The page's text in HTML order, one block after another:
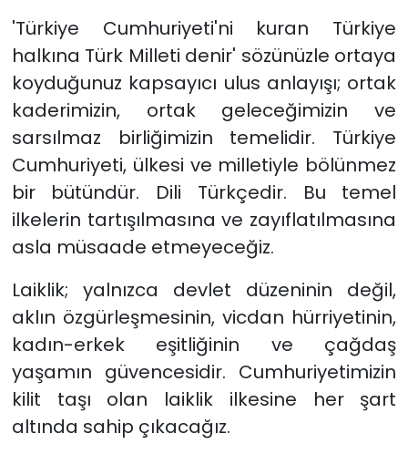
'Türkiye Cumhuriyeti'ni kuran Türkiye
halkına Türk Milleti denir' sözünüzle ortaya
koyduğunuz kapsayıcı ulus anlayışı; ortak
kaderimizin, ortak geleceğimizin ve
sarsılmaz birliğimizin temelidir. Türkiye
Cumhuriyeti, ülkesi ve milletiyle bölünmez
bir bütündür. Dili Türkçedir. Bu temel
ilkelerin tartışılmasına ve zayıflatılmasına
asla müsaade etmeyeceğiz.
Laiklik; yalnızca devlet düzeninin değil,
aklın özgürleşmesinin, vicdan hürriyetinin,
kadın-erkek eşitliğinin ve çağdaş
yaşamın güvencesidir. Cumhuriyetimizin
kilit taşı olan laiklik ilkesine her şart
altında sahip çıkacağız.